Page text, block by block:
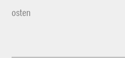
osten